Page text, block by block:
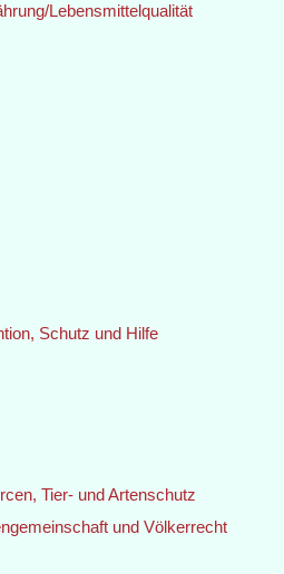
Lebensmittelqualität
Schutz und Hilfe
Tier- und Artenschutz
und Völkerrecht